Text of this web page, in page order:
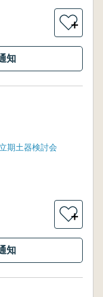
＋
知
期土器検討会
＋
知